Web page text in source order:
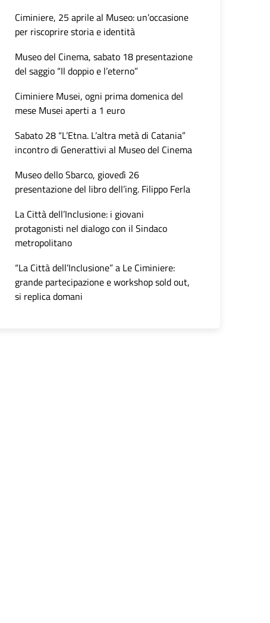
Ciminiere, 25 aprile al Museo: un’occasione
per riscoprire storia e identità
Museo del Cinema, sabato 18 presentazione
del saggio “Il doppio e l’eterno”
Ciminiere Musei, ogni prima domenica del
mese Musei aperti a 1 euro
Sabato 28 “L’Etna. L’altra metà di Catania”
incontro di Generattivi al Museo del Cinema
Museo dello Sbarco, giovedì 26
presentazione del libro dell’ing. Filippo Ferla
La Città dell’Inclusione: i giovani
protagonisti nel dialogo con il Sindaco
metropolitano
“La Città dell’Inclusione” a Le Ciminiere:
grande partecipazione e workshop sold out,
si replica domani